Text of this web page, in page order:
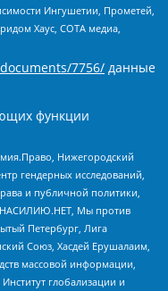
Ингушетии, Прометей,
Хаус, СОТА медиа,
7756/ данные
функции
Нижегородский
гендерных исследований,
и публичной политики,
НАСИЛИЮ.НЕТ, Мы против
Петербург, Лига
Союз, Хасдей Ерушалаим,
массовой информации,
глобализации и